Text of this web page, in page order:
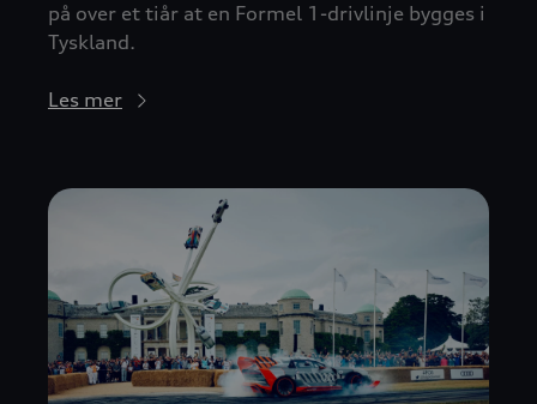
på over et tiår at en Formel 1-drivlinje bygges i
Tyskland.
Les mer